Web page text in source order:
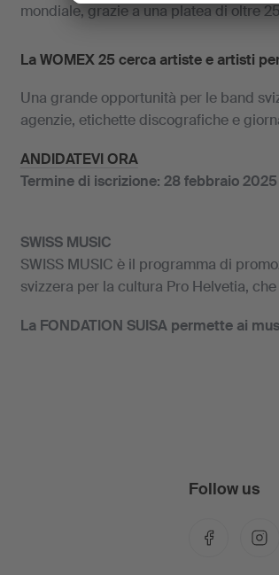
mondiale, grazie a una platea di oltre
La WOMEX 25 cerca artiste e artisti
Una grande opportunità per le band
agenzie, etichette discografiche e
ANDIDATEVI ORA
Termine di iscrizione: 28 febbraio 2025
SWISS MUSIC
SWISS MUSIC è il programma di
svizzera per la cultura Pro Helvetia,
La FONDATION SUISA permette ai
Follow us
Facebook